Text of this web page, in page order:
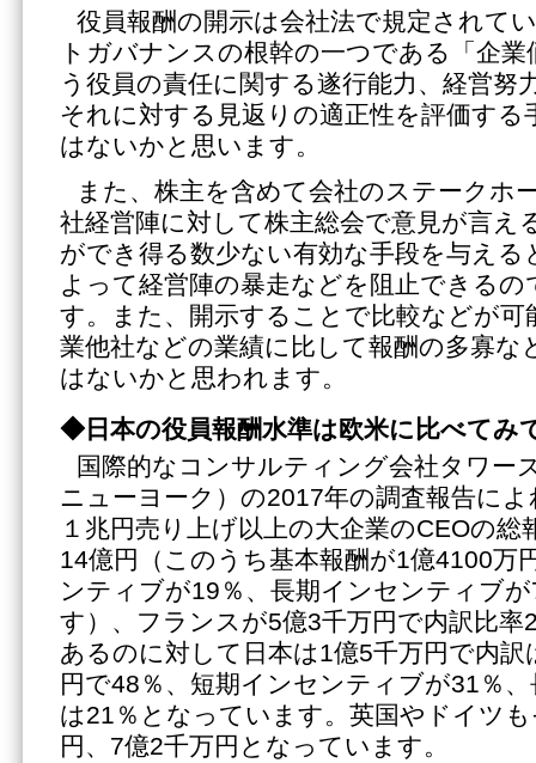
役員報酬の開示は会社法で規定されて
トガバナンスの根幹の一つである「企
う役員の責任に関する遂行能力、経営努
それに対する見返りの適正性を評価す
はないかと思います。
また、株主を含めて会社のステークホ
社経営陣に対して株主総会で意見が言え
ができ得る数少ない有効な手段を与え
よって経営陣の暴走などを阻止できる
す。また、開示することで比較などが
業他社などの業績に比して報酬の多寡な
はないかと思われます。
◆日本の役員報酬水準は欧米に比べてみ
国際的なコンサルティング会社タワー
ニューヨーク）の2017年の調査報告に
１兆円売り上げ以上の大企業のCEOの総
14億円（このうち基本報酬が1億4100万
ンティブが19％、長期インセンティブ
す）、フランスが5億3千万円で内訳比率
あるのに対して日本は1億5千万円で内訳
円で48％、短期インセンティブが31％
は21％となっています。英国やドイツ
円、7億2千万円となっています。